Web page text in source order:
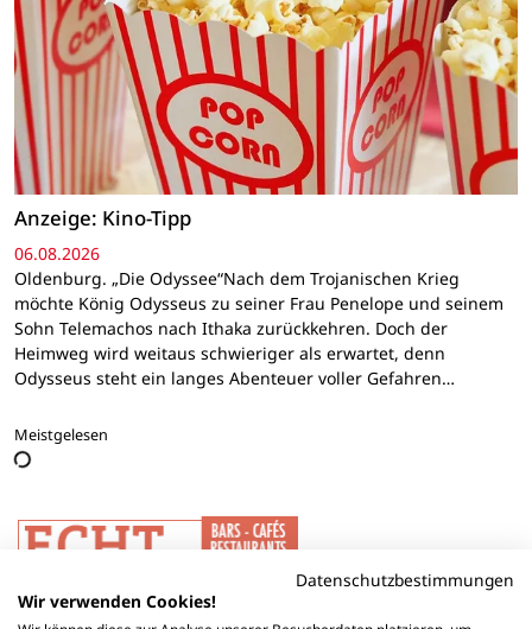
Anzeige: Kino-Tipp
06.08.2026
Oldenburg. „Die Odyssee“Nach dem Trojanischen Krieg
möchte König Odysseus zu seiner Frau Penelope und seinem
Sohn Telemachos nach Ithaka zurückkehren. Doch der
Heimweg wird weitaus schwieriger als erwartet, denn
Odysseus steht ein langes Abenteuer voller Gefahren…
Meistgelesen
Datenschutzbestimmungen
Wir verwenden Cookies!